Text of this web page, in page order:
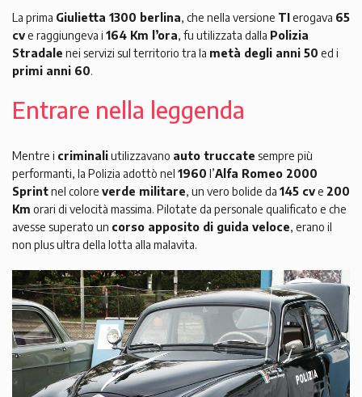
La prima Giulietta 1300 berlina, che nella versione TI erogava 65
cve raggiungeva i 164 Km l’ora, fu utilizzata dalla Polizia
Stradale nei servizi sul territorio tra la metà degli anni 50 ed i
primi anni 60.
Entrare nella leggenda
Mentre i criminaliutilizzavano auto truccate sempre più
performanti, la Polizia adottò nel 1960 l’Alfa Romeo 2000
Sprintnel colore verde militare, un vero bolide da 145 cve 200
Km orari di velocità massima. Pilotate da personale qualificato e che
avesse superato un corso apposito di guida veloce, erano il
non plus ultra della lotta alla malavita.